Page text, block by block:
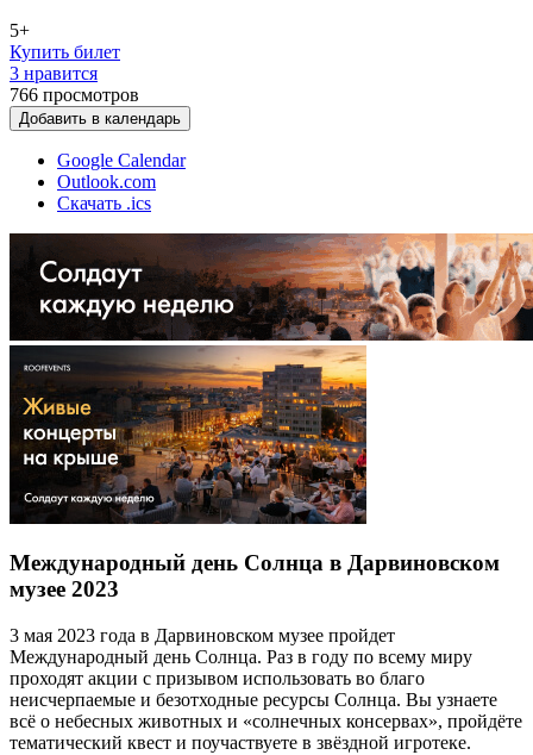
5+
Купить билет
3 нравится
766 просмотров
Добавить в календарь
Google Calendar
Outlook.com
Скачать .ics
Международный день Солнца в Дарвиновском
музее 2023
3 мая 2023 года в Дарвиновском музее пройдет
Международный день Солнца. Раз в году по всему миру
проходят акции с призывом использовать во благо
неисчерпаемые и безотходные ресурсы Солнца. Вы узнаете
всё о небесных животных и «солнечных консервах», пройдёте
тематический квест и поучаствуете в звёздной игротеке.